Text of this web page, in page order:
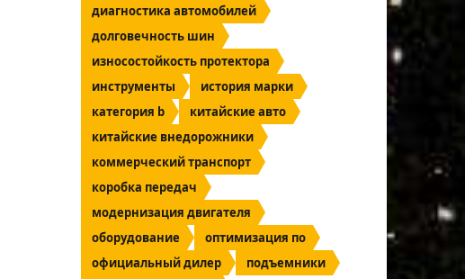
диагностика автомобилей
долговечность шин
износостойкость протектора
инструменты
история марки
категория b
китайские авто
китайские внедорожники
коммерческий транспорт
коробка передач
модернизация двигателя
оборудование
оптимизация по
официальный дилер
подъемники